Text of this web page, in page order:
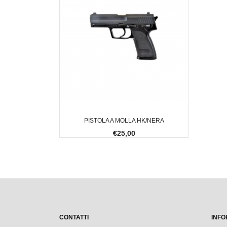
PISTOLA A MOLLA HK/NERA
€25,00
CONTATTI